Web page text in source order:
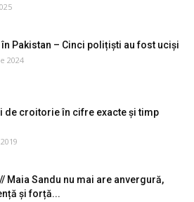
în Pakistan – Cinci polițiști au fost uciși
2024
de croitorie în cifre exacte și timp
Maia Sandu nu mai are anvergură,
și forță...